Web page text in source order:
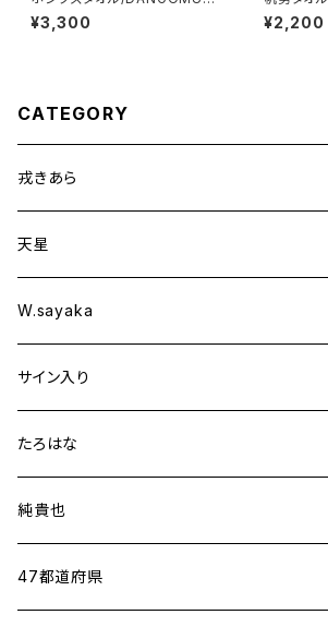
I¥3,300 ¥2,200
CATEGORY
戎きあら
天星
W.sayaka
サイン入り
たろはな
純貴也
47都道府県